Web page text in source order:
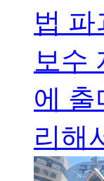
법
보수
에 출
리해